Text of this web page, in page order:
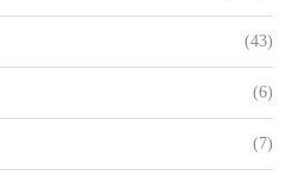
(43)
(6)
(7)